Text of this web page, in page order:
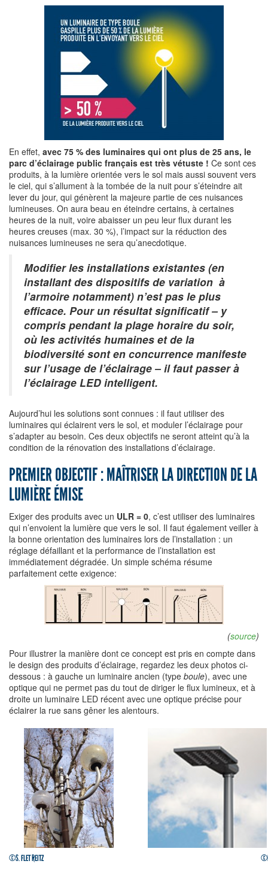
En effet, avec 75 % des luminaires qui ont plus de 25 ans, le
parc d’éclairage public français est très vétuste ! Ce sont ces
produits, à la lumière orientée vers le sol mais aussi souvent vers
le ciel, qui s’allument à la tombée de la nuit pour s’éteindre ait
lever du jour, qui génèrent la majeure partie de ces nuisances
lumineuses. On aura beau en éteindre certains, à certaines
heures de la nuit, voire abaisser un peu leur flux durant les
heures creuses (max. 30 %), l’impact sur la réduction des
nuisances lumineuses ne sera qu’anecdotique.
Modifier les installations existantes (en
installant des dispositifs de variation à
l’armoire notamment) n’est pas le plus
efficace. Pour un résultat significatif – y
compris pendant la plage horaire du soir,
où les activités humaines et de la
biodiversité sont en concurrence manifeste
sur l’usage de l’éclairage – il faut passer à
l’éclairage LED intelligent.
Aujourd’hui les solutions sont connues : il faut utiliser des
luminaires qui éclairent vers le sol, et moduler l’éclairage pour
s’adapter au besoin. Ces deux objectifs ne seront atteint qu’à la
condition de la rénovation des installations d’éclairage.
PREMIER OBJECTIF : MAÎTRISER LA DIRECTION DE LA
LUMIÈRE ÉMISE
Exiger des produits avec un ULR = 0, c’est utiliser des luminaires
qui n’envoient la lumière que vers le sol. Il faut également veiller à
la bonne orientation des luminaires lors de l’installation : un
réglage défaillant et la performance de l’installation est
immédiatement dégradée. Un simple schéma résume
parfaitement cette exigence:
(source)
Pour illustrer la manière dont ce concept est pris en compte dans
le design des produits d’éclairage, regardez les deux photos ci-
dessous : à gauche un luminaire ancien (type boule), avec une
optique qui ne permet pas du tout de diriger le flux lumineux, et à
droite un luminaire LED récent avec une optique précise pour
éclairer la rue sans gêner les alentours.
©S. FLET REITZ